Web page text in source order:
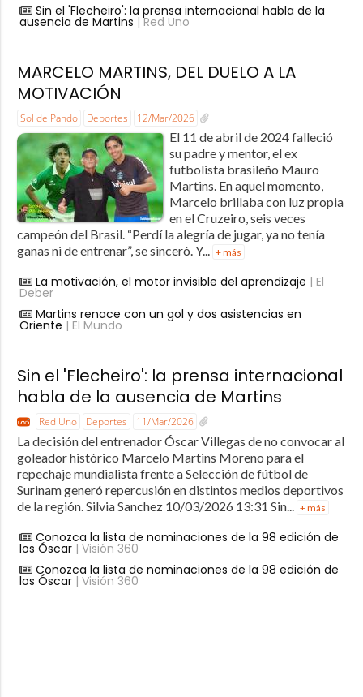
Sin el 'Flecheiro': la prensa internacional habla de la
ausencia de Martins | Red Uno
MARCELO MARTINS, DEL DUELO A LA
MOTIVACIÓN
Sol de Pando Deportes 12/Mar/2026
El 11 de abril de 2024 falleció
su padre y mentor, el ex
futbolista brasileño Mauro
Martins. En aquel momento,
Marcelo brillaba con luz propia
en el Cruzeiro, seis veces
campeón del Brasil. “Perdí la alegría de jugar, ya no tenía
ganas ni de entrenar”, se sinceró. Y... + más
La motivación, el motor invisible del aprendizaje | El
Deber
Martins renace con un gol y dos asistencias en
Oriente | El Mundo
Sin el 'Flecheiro': la prensa internacional
habla de la ausencia de Martins
Red Uno Deportes 11/Mar/2026
La decisión del entrenador Óscar Villegas de no convocar al
goleador histórico Marcelo Martins Moreno para el
repechaje mundialista frente a Selección de fútbol de
Surinam generó repercusión en distintos medios deportivos
de la región. Silvia Sanchez 10/03/2026 13:31 Sin... + más
Conozca la lista de nominaciones de la 98 edición de
los Óscar| Visión 360
Conozca la lista de nominaciones de la 98 edición de
los Óscar| Visión 360